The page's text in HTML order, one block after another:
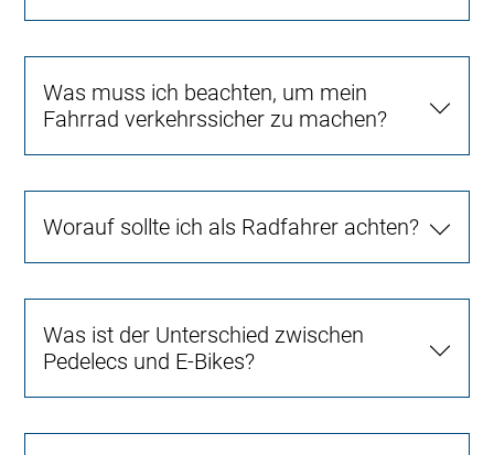
Was muss ich beachten, um mein
Fahrrad verkehrssicher zu machen?
Worauf sollte ich als Radfahrer achten?
Was ist der Unterschied zwischen
Pedelecs und E-Bikes?